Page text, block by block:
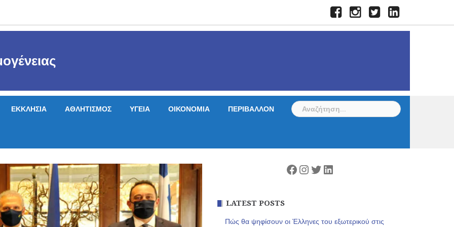
FacebookInstagramTwitterLinkedIn
ΕΚΚΛΗΣΙΑ ΑΘΛΗΤΙΣΜΟΣ ΥΓΕΙΑ ΟΙΚΟΝΟΜΙΑ ΠΕΡΙΒΑΛΛΟΝ
Αναζήτηση
για:
Facebook
Instagram
Twitter
Linkedin
LATEST POSTS
Πώς θα ψηφίσουν οι Έλληνες του εξωτερικού στις